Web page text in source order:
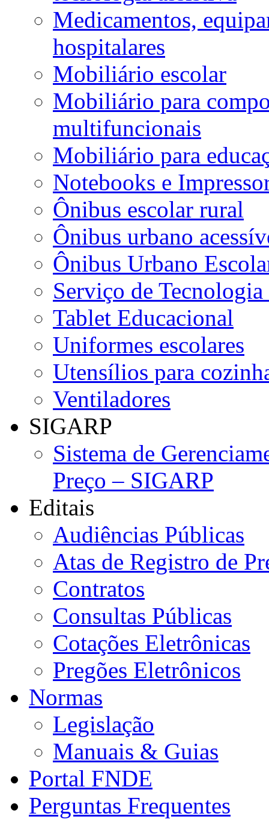
Medicamentos,
hospitalares
Mobiliário escolar
Mobiliário para
multifuncionais
Mobiliário para
Notebooks e
Ônibus escolar rural
Ônibus urbano
Ônibus Urbano
Serviço de
Tablet Educacional
Uniformes escolares
Utensílios para
Ventiladores
SIGARP
Sistema de
Preço – SIGARP
Editais
Audiências Públicas
Atas de Registro de
Contratos
Consultas Públicas
Cotações Eletrônicas
Pregões Eletrônicos
Normas
Legislação
Manuais & Guias
Portal FNDE
Perguntas Frequentes